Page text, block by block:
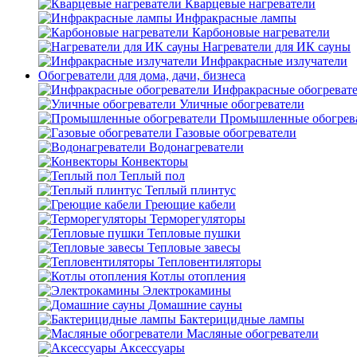
Кварцевые нагреватели
Инфракрасные лампы
Карбоновые нагреватели
Нагреватели для ИК сауны
Инфракрасные излучатели
Обогреватели для дома, дачи, бизнеса
Инфракрасные
Уличные обогреватели
Промышленные
Газовые обогреватели
Водонагреватели
Конвекторы
Теплый пол
Теплый плинтус
Греющие кабели
Терморегуляторы
Тепловые пушки
Тепловые завесы
Тепловентиляторы
Котлы отопления
Электрокамины
Домашние сауны
Бактерицидные лампы
Масляные обогреватели
Аксессуары